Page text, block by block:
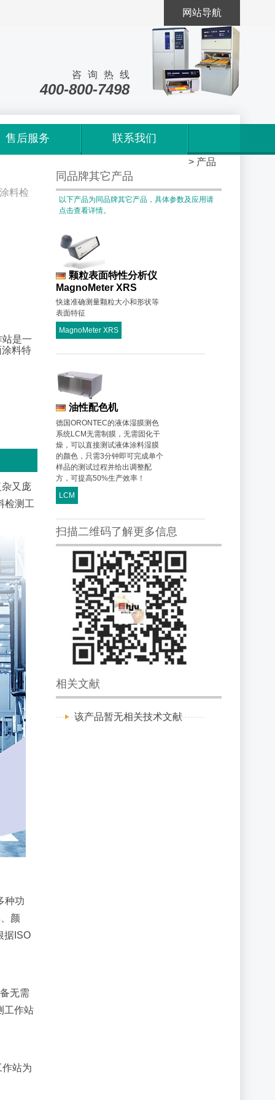
网站导航
咨询热线
400-800-7498
售后服务 联系我们
> 产品
料检
是一
料特
又庞
检测工
种功
颜
据ISO
无需
工作站
站为
同品牌其它产品
以下产品为同品牌其它产品，具体参数及应用请
点击查看详情。
颗粒表面特性分析仪
MagnoMeter XRS
快速准确测量颗粒大小和形状等
表面特征
MagnoMeter XRS
油性配色机
德国ORONTEC的液体湿膜测色
系统LCM无需制膜，无需固化干
燥，可以直接测试液体涂料湿膜
的颜色，只需3分钟即可完成单个
样品的测试过程并给出调整配
方，可提高50%生产效率！
LCM
扫描二维码了解更多信息
相关文献
该产品暂无相关技术文献